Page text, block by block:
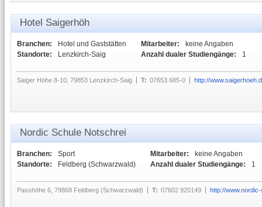
Hotel Saigerhöh
Branchen:
Hotel und Gaststätten
Standorte:
Lenzkirch-Saig
Mitarbeiter:
keine Angaben
Anzahl dualer Studiengänge:
1
Saiger Höhe 8-10, 79853 Lenzkirch-Saig T: 07653 685-0 http://
Nordic Schule Notschrei
Branchen:
Sport
Standorte:
Feldberg (Schwarzwald)
Mitarbeiter:
keine Angaben
Anzahl dualer Studiengänge:
1
Passhöhe 6, 79868 Feldberg (Schwarzwald) T: 07602 920149 http://